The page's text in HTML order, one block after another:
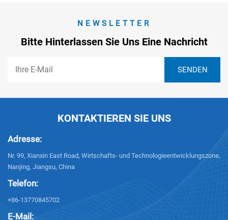
NEWSLETTER
Bitte Hinterlassen Sie Uns Eine Nachricht
KONTAKTIEREN SIE UNS
Adresse:
Nr. 99, Xianxin East Road, Wirtschafts- und Technologieentwicklungszone,
Nanjing, Jiangsu, China
Telefon:
+86-13770845702
E-Mail: